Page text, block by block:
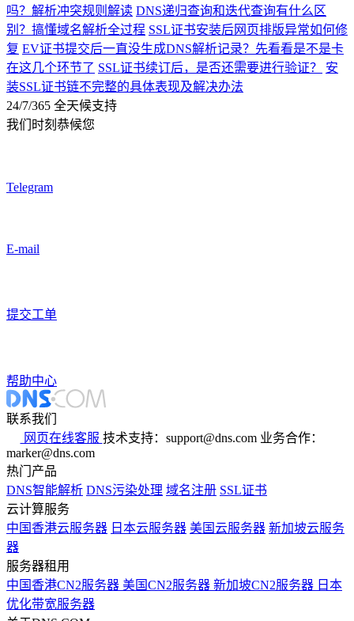
吗？解析冲突规则解读 DNS递归查询和迭代查询有什么区
别？搞懂域名解析全过程 SSL证书安装后网页排版异常如何修
复 EV证书提交后一直没生成DNS解析记录？先看看是不是卡
在这几个环节了 SSL证书续订后，是否还需要进行验证？
安
装SSL证书链不完整的具体表现及解决办法
24/7/365 全天候支持
我们时刻恭候您
Telegram
E-mail
提交工单
帮助中心
联系我们
网页在线客服 技术支持：support@dns.com 业务合作：
marker@dns.com
热门产品
DNS智能解析 DNS污染处理 域名注册 SSL证书
云计算服务
中国香港云服务器 日本云服务器 美国云服务器 新加坡云服务
器
服务器租用
中国香港CN2服务器 美国CN2服务器 新加坡CN2服务器 日本
优化带宽服务器